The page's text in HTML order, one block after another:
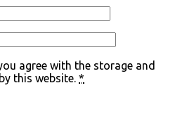
agree with the storage and
this website. *